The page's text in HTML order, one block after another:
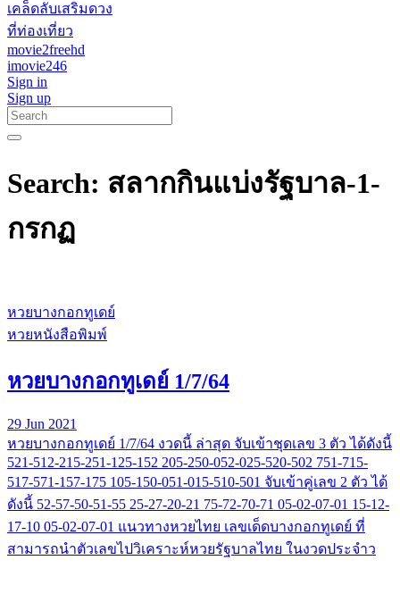
เคล็ดลับเสริมดวง
ที่ท่องเที่ยว
movie2freehd
imovie246
Sign in
Sign up
Search: สลากกินแบ่งรัฐบาล-1-
กรกฏ
หวยบางกอกทูเดย์
หวยหนังสือพิมพ์
หวยบางกอกทูเดย์ 1/7/64
29 Jun 2021
หวยบางกอกทูเดย์ 1/7/64 งวดนี้ ล่าสุด จับเข้าชุดเลข 3 ตัว ได้ดังนี้
521-512-215-251-125-152 205-250-052-025-520-502 751-715-
517-571-157-175 105-150-051-015-510-501 จับเข้าคู่เลข 2 ตัว ได้
ดังนี้ 52-57-50-51-55 25-27-20-21 75-72-70-71 05-02-07-01 15-12-
17-10 05-02-07-01 แนวทางหวยไทย เลขเด็ดบางกอกทูเดย์ ที่
สามารถนำตัวเลขไปวิเคราะห์หวยรัฐบาลไทย ในงวดประจำว